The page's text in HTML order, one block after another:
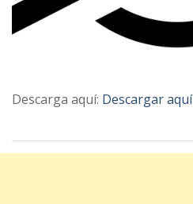
Descarga aquí: Descargar aquí